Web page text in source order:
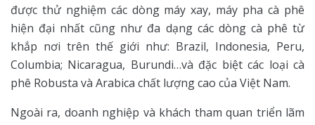
được thử nghiệm các dòng máy xay, máy pha cà phê
hiện đại nhất cũng như đa dạng các dòng cà phê từ
khắp nơi trên thế giới như: Brazil, Indonesia, Peru,
Columbia; Nicaragua, Burundi…và đặc biệt các loại cà
phê Robusta và Arabica chất lượng cao của Việt Nam.
Ngoài ra, doanh nghiệp và khách tham quan triển lãm